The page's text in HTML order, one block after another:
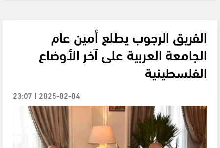
الفريق الرجوب يطلع أمين عام
الجامعة العربية على آخر الأوضاع
الفلسطينية
2025-02-04 | 23:07